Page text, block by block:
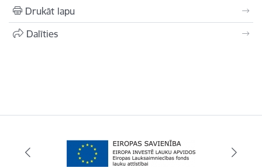
Drukāt lapu
Dalīties